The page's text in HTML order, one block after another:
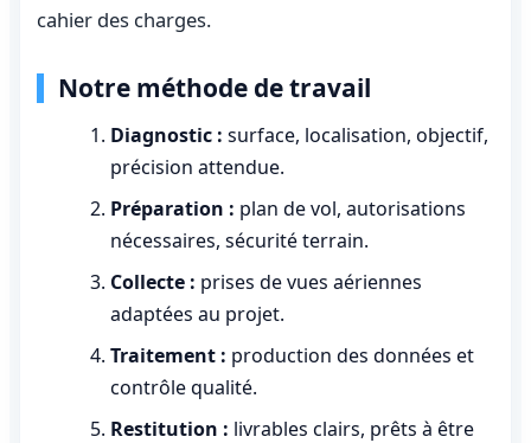
cahier des charges.
Notre méthode de travail
Diagnostic : surface, localisation, objectif,
précision attendue.
Préparation : plan de vol, autorisations
nécessaires, sécurité terrain.
Collecte : prises de vues aériennes
adaptées au projet.
Traitement : production des données et
contrôle qualité.
Restitution : livrables clairs, prêts à être